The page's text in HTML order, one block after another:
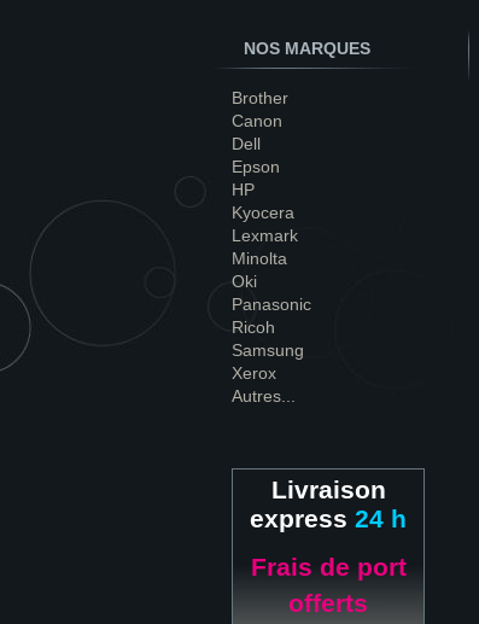
NOS MARQUES
Brother
Canon
Dell
Epson
HP
Kyocera
Lexmark
Minolta
Oki
Panasonic
Ricoh
Samsung
Xerox
Autres...
Livraison
express 24 h
Frais de port
offerts